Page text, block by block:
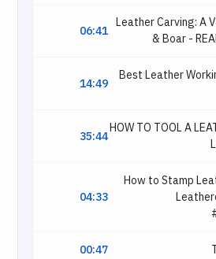
06:41 Leather Carving: A
& Boar -
14:49
8 Best Leather
35:44HOW TO TOOL A
04:33
How to Stamp
00:47